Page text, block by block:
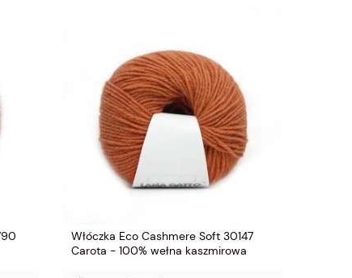
Włóczka Eco Cashmere Soft 30147
Carota - 100% wełna kaszmirowa